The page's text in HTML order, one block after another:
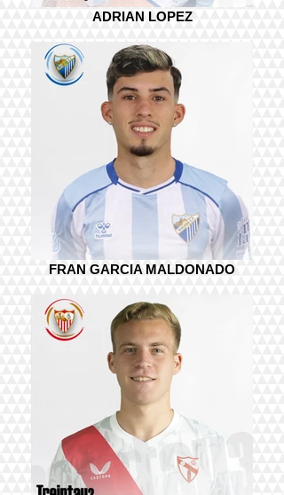
ADRIAN LOPEZ
FRAN GARCIA MALDONADO